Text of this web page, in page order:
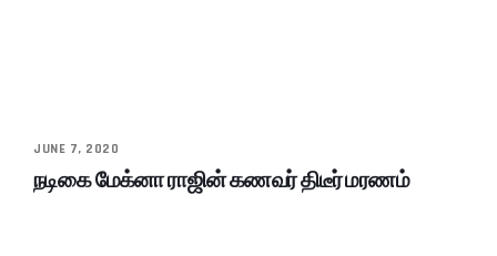
JUNE 7, 2020
நடிகை மேக்னா ராஜின் கணவர் திடீர் மரணம்